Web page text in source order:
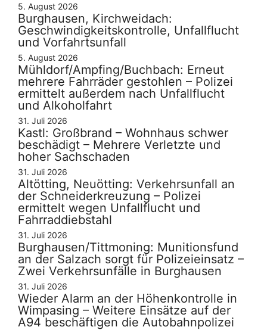
5. August 2026
Burghausen, Kirchweidach:
Geschwindigkeitskontrolle, Unfallflucht
und Vorfahrtsunfall
5. August 2026
Mühldorf/Ampfing/Buchbach: Erneut
mehrere Fahrräder gestohlen – Polizei
ermittelt außerdem nach Unfallflucht
und Alkoholfahrt
31. Juli 2026
Kastl: Großbrand – Wohnhaus schwer
beschädigt – Mehrere Verletzte und
hoher Sachschaden
31. Juli 2026
Altötting, Neuötting: Verkehrsunfall an
der Schneiderkreuzung – Polizei
ermittelt wegen Unfallflucht und
Fahrraddiebstahl
31. Juli 2026
Burghausen/Tittmoning: Munitionsfund
an der Salzach sorgt für Polizeieinsatz –
Zwei Verkehrsunfälle in Burghausen
31. Juli 2026
Wieder Alarm an der Höhenkontrolle in
Wimpasing – Weitere Einsätze auf der
A94 beschäftigen die Autobahnpolizei